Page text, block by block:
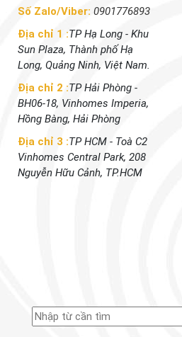
Số Zalo/Viber: 0901776893
Địa chỉ 1 :TP Hạ Long - Khu
Sun Plaza, Thành phố Hạ
Long, Quảng Ninh, Việt Nam.
Địa chỉ 2 :TP Hải Phòng -
BH06-18, Vinhomes Imperia,
Hồng Bàng, Hải Phòng
Địa chỉ 3 :TP HCM - Toà C2
Vinhomes Central Park, 208
Nguyễn Hữu Cảnh, TP.HCM